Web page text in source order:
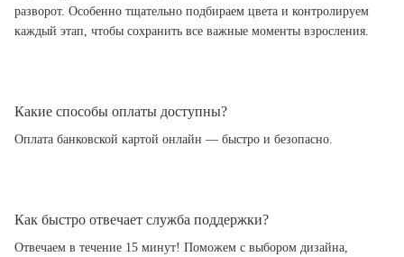
разворот. Особенно тщательно подбираем цвета и контролируем
каждый этап, чтобы сохранить все важные моменты взросления.
Какие способы оплаты доступны?
Оплата банковской картой онлайн — быстро и безопасно.
Как быстро отвечает служба поддержки?
Отвечаем в течение 15 минут! Поможем с выбором дизайна,